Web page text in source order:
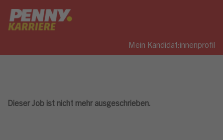
Mein Kandidat:innenprofil
Dieser Job ist nicht mehr ausgeschrieben.